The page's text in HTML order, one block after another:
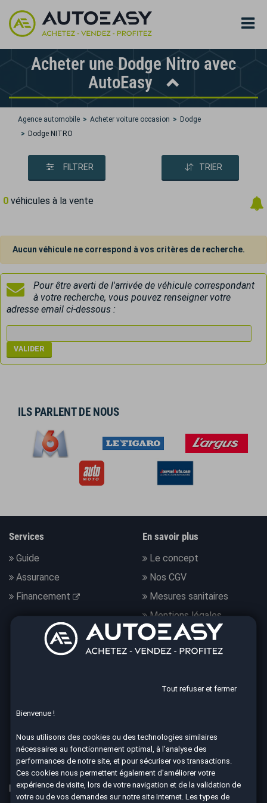
Acheter une Dodge Nitro avec
AutoEasy
Agence automobile Acheter voiture occasion
Dodge
Dodge NITRO
FILTRER TRIER
0 véhicules à la vente
Aucun véhicule ne correspond à vos critères de recherche.
Pour être averti de l'arrivée de véhicule correspondant
à votre recherche, vous pouvez renseigner votre
adresse email ci-dessous :
ILS PARLENT DE NOUS
Services
Guide
Assurance
Financement
En savoir plus
Le concept
Nos CGV
Mesures sanitaires
Mentions légales
Données personnelles
4.7
8590 avis Google
Nos 67 agences à votre service dans toute la France
Tout refuser et fermer
Bienvenue !
Nous utilisons des cookies ou des technologies similaires
nécessaires au fonctionnement optimal, à l'analyse des
performances de notre site, et pour sécuriser vos transactions.
Ces cookies nous permettent également d'améliorer votre
expérience de visite, lors de votre navigation et de la validation de
votre ou de vos demandes sur notre site Internet. Les types de